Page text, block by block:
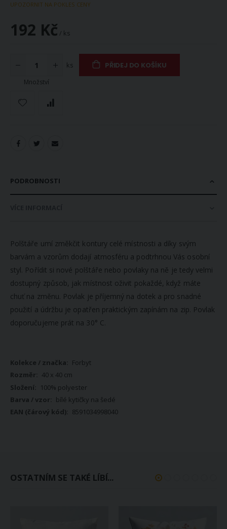
UPOZORNIT NA POKLES CENY
192 Kč / ks
Množství
ks PŘIDEJ DO KOŠÍKU
PODROBNOSTI
Polštáře umí změkčit kontury celé místnosti a díky svým
barvám a vzorům dodají atmosféru a podtrhnou Vás osobní
styl. Pořídit si nové polštáře nebo povlaky na ně je tedy velmi
dostupný způsob, jak místnost oživit pokaždé, když máte
chuť na změnu. Povlak je příjemný na dotek a pro snadné
použití a údržbu je opatřen praktickým zapínám na zip. Povlak
doporučujeme prát na 30° C.
Více
informací
Forbyt
40 x 40 cm
100% polyester
bílé kytičky na šedé
8591034998040
OSTATNÍM SE TAKÉ LÍBÍ...